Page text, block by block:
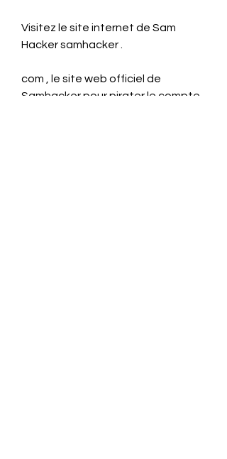
Visitez le site internet de Sam
Hacker samhacker .
com , le site web officiel de
Samhacker pour pirater le compte